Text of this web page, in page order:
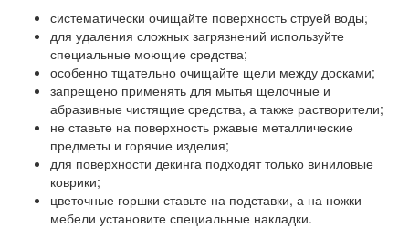
систематически очищайте поверхность струей воды;
для удаления сложных загрязнений используйте
специальные моющие средства;
особенно тщательно очищайте щели между досками;
запрещено применять для мытья щелочные и
абразивные чистящие средства, а также растворители;
не ставьте на поверхность ржавые металлические
предметы и горячие изделия;
для поверхности декинга подходят только виниловые
коврики;
цветочные горшки ставьте на подставки, а на ножки
мебели установите специальные накладки.